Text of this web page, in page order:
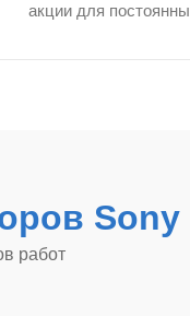
акции для
Sony
работ